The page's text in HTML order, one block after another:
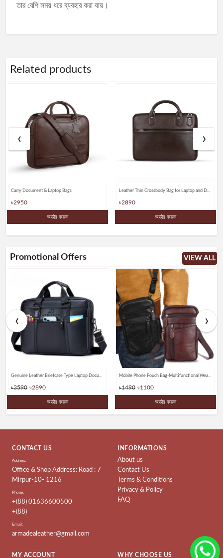
তার বেশি সময় ধরে ব্যবহার করা যায়।
Related products
Carry Document & Laptop Bags
৳2950
অর্ডার করুন
Leather Thin Crossbody Bag for Laptop and Documents
৳2890
অর্ডার করুন
‹ ›
Promotional Offers VIEW ALL
Genuine Leather Briefcase Type Laptop Document Carry A4 Messenger Bags
৳3590 ৳2890
অর্ডার করুন
Mobile Phone Pouch Bag-Multifunctional Wear belt Waist & Shoulder Bagss
৳1490 ৳1100
অর্ডার করুন
‹ ›
CONTACT US
Address:
Office & Shop Address: Road : 7
Mirpur-10- 1216
Phone:
+(88) 01636600500
+(88)
Email:
armadealeather@gmail.com
INFORMATIONS
About us
Contact Us
Terms & Conditions
Privacy & Policy
FAQ
MY ACCOUNT WHY CHOOSE US